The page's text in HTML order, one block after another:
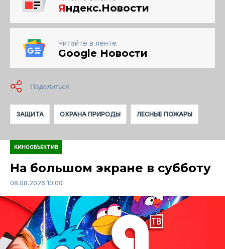
Яндекс.Новости
Читайте в ленте
Google Новости
ЗАЩИТА ОХРАНА ПРИРОДЫ ЛЕСНЫЕ ПОЖАРЫ
КИНООБЪЕКТИВ
На большом экране в субботу
08.08.2026 10:00